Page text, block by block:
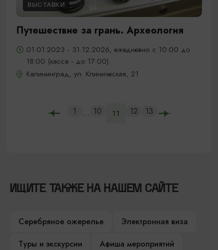
ВЫСТАВКИ
Путешествие за грань. Археология
01.01.2023 - 31.12.2026, ежедневно с 10:00 до
18:00 (касса - до 17:00).
Калининград, ул. Клиническая, 21
1 ... 10 11 12 13
ИЩИТЕ ТАКЖЕ НА НАШЕМ САЙТЕ
Серебряное ожерелье
Электронная виза
Туры и экскурсии
Афиша мероприятий